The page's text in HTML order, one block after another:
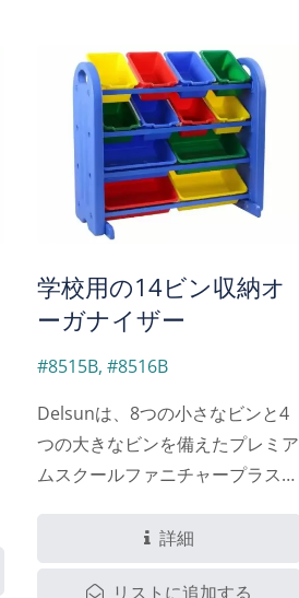
学校用の14ビン収納オ
ーガナイザー
#8515B, #8516B
Delsunは、8つの小さなビンと4
つの大きなビンを備えたプレミア
ムスクールファニチャープラスチ
ーを提供します。これは、整理さ
詳細
リストに追加する